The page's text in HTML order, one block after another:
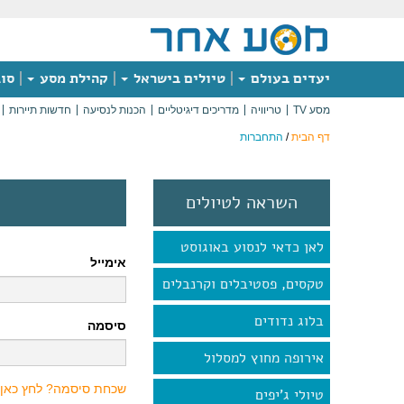
יעדים בעולם טיולים בישראל קהילת מסע
מסע TV טריוויה מדריכים דיגיטליים הכנות לנסיעה חדשות תיירות
דף הבית/ התחברות
השראה לטיולים
לאן כדאי לנסוע באוגוסט
טקסים, פסטיבלים וקרנבלים
בלוג נדודים
אירופה מחוץ למסלול
טיולי ג'יפים
אימייל
סיסמה
שכחת סיסמה? לחץ כאן